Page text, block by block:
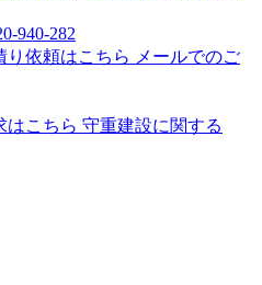
メールでのご
守重建設に関する